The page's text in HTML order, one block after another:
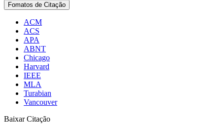
Fomatos de Citação
ACM
ACS
APA
ABNT
Chicago
Harvard
IEEE
MLA
Turabian
Vancouver
Baixar Citação